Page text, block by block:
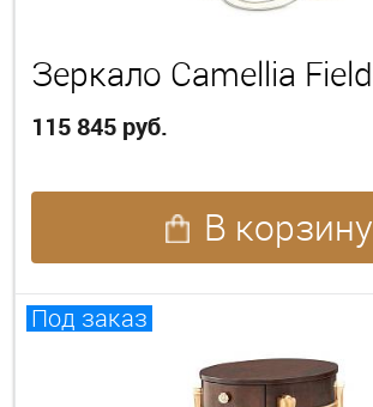
Зеркало Camellia Field
115 845 руб.
В корзину
Под заказ